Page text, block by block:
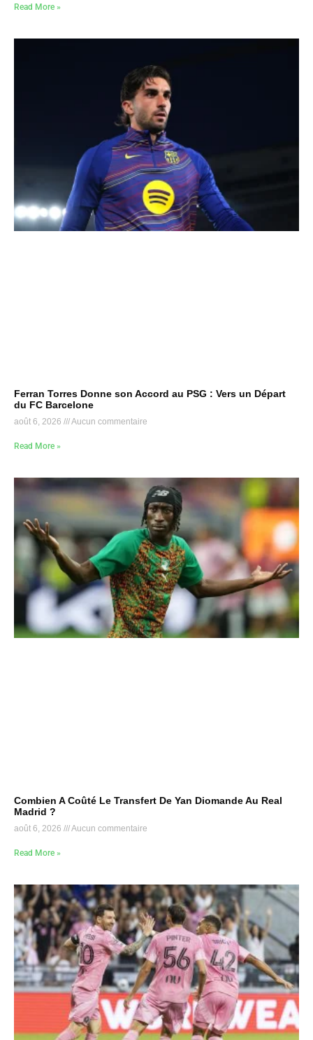
Read More »
Ferran Torres Donne son Accord au PSG : Vers un Départ
du FC Barcelone
août 6, 2026 Aucun commentaire
Read More »
Combien A Coûté Le Transfert De Yan Diomande Au Real
Madrid ?
août 6, 2026 Aucun commentaire
Read More »